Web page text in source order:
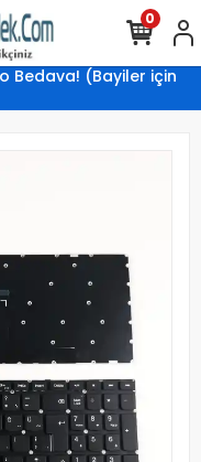
Bedava! (Bayiler için
0